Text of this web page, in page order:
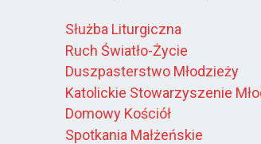
Służba Liturgiczna
Ruch Światło-Życie
Duszpasterstwo Młodzieży
Katolickie Stowarzyszenie
Domowy Kościół
Spotkania Małżeńskie